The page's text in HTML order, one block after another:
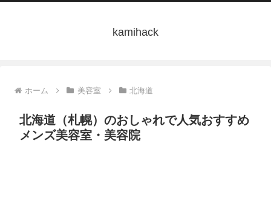
kamihack
ホーム 美容室 北海道
北海道（札幌）のおしゃれで人気おすすめ
メンズ美容室・美容院